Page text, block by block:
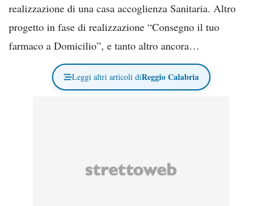
realizzazione di una casa accoglienza Sanitaria. Altro
progetto in fase di realizzazione “Consegno il tuo
farmaco a Domicilio”, e tanto altro ancora…
Leggi altri articoli diReggio Calabria